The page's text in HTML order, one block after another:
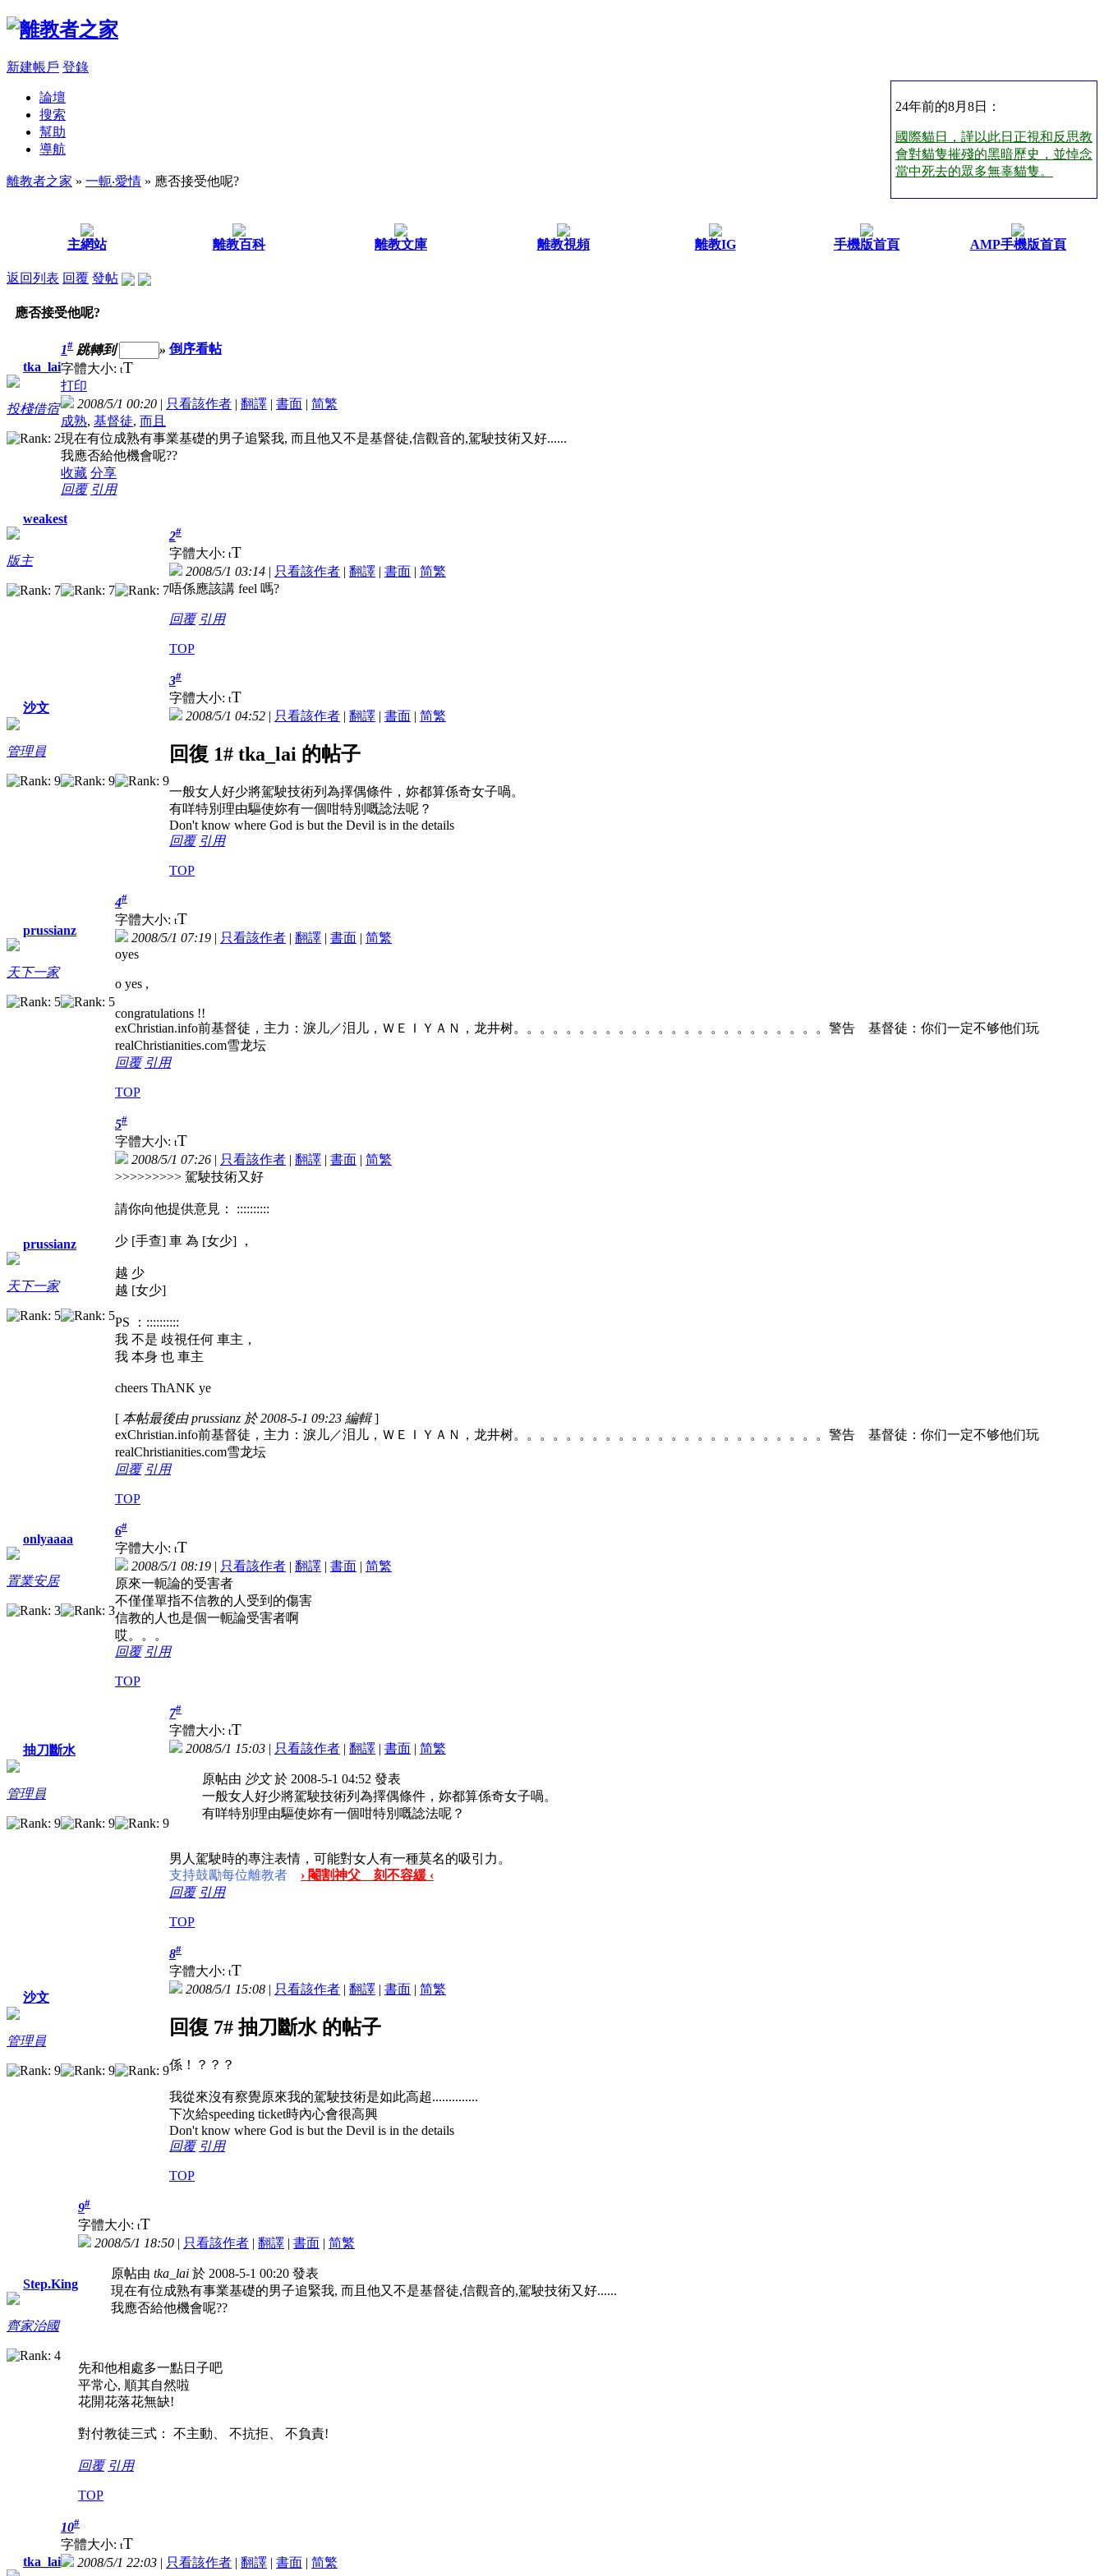
新建帳戶 登錄
24年前的8月8日：
國際貓日，謹以此日正視和反思教
會對貓隻摧殘的黑暗歷史，並悼念
當中死去的眾多無辜貓隻。
論壇
搜索
幫助
導航
離教者之家 » 一軛‧愛情 » 應否接受他呢?
主網站 離教百科 離教文庫 離教視頻 離教IG 手機版首頁 AMP手機版首頁
返回列表 回覆 發帖
應否接受他呢?
tka_lai
投棧借宿
1# 跳轉到 » 倒序看帖
字體大小: tT
打印
2008/5/1 00:20 | 只看該作者 | 翻譯 | 書面 | 简繁
成熟, 基督徒, 而且
現在有位成熟有事業基礎的男子追緊我, 而且他又不是基督徒,信觀音的,駕駛技術又好......
我應否給他機會呢??
收藏 分享
回覆 引用
weakest
版主
2#
字體大小: tT
2008/5/1 03:14 | 只看該作者 | 翻譯 | 書面 | 简繁
唔係應該講 feel 嗎?
回覆 引用
TOP
沙文
管理員
3#
字體大小: tT
2008/5/1 04:52 | 只看該作者 | 翻譯 | 書面 | 简繁
回復 1# tka_lai 的帖子
一般女人好少將駕駛技術列為擇偶條件，妳都算係奇女子喎。
有咩特別理由驅使妳有一個咁特別嘅諗法呢？
Don't know where God is but the Devil is in the details
回覆 引用
TOP
prussianz
天下一家
4#
字體大小: tT
2008/5/1 07:19 | 只看該作者 | 翻譯 | 書面 | 简繁
oyes
o yes ,
congratulations !!
exChristian.info前基督徒，主力：淚儿／泪儿，ＷＥＩＹＡＮ，龙井树。。。。。。。。。。。。。。。。。。。。。。。。警告 基督徒：你们一定不够他们玩
realChristianities.com雪龙坛
回覆 引用
TOP
prussianz
天下一家
5#
字體大小: tT
2008/5/1 07:26 | 只看該作者 | 翻譯 | 書面 | 简繁
>>>>>>>>> 駕駛技術又好
請你向他提供意見： ::::::::::
少 [手查] 車 為 [女少] ，
越 少
越 [女少]
PS ：::::::::::
我 不是 歧視任何 車主，
我 本身 也 車主
cheers ThANK ye
[ 本帖最後由 prussianz 於 2008-5-1 09:23 編輯]
exChristian.info前基督徒，主力：淚儿／泪儿，ＷＥＩＹＡＮ，龙井树。。。。。。。。。。。。。。。。。。。。。。。。警告 基督徒：你们一定不够他们玩
realChristianities.com雪龙坛
回覆 引用
TOP
onlyaaaa
置業安居
6#
字體大小: tT
2008/5/1 08:19 | 只看該作者 | 翻譯 | 書面 | 简繁
原來一軛論的受害者
不僅僅單指不信教的人受到的傷害
信教的人也是個一軛論受害者啊
哎。。。
回覆 引用
TOP
抽刀斷水
管理員
7#
字體大小: tT
2008/5/1 15:03 | 只看該作者 | 翻譯 | 書面 | 简繁
原帖由 沙文於 2008-5-1 04:52 發表
一般女人好少將駕駛技術列為擇偶條件，妳都算係奇女子喎。
有咩特別理由驅使妳有一個咁特別嘅諗法呢？
男人駕駛時的專注表情，可能對女人有一種莫名的吸引力。
支持鼓勵每位離教者
› 閹割神父 刻不容緩 ‹
回覆 引用
TOP
沙文
管理員
8#
字體大小: tT
2008/5/1 15:08 | 只看該作者 | 翻譯 | 書面 | 简繁
回復 7# 抽刀斷水 的帖子
係！？？？
我從來沒有察覺原來我的駕駛技術是如此高超..............
下次給speeding ticket時內心會很高興
Don't know where God is but the Devil is in the details
回覆 引用
TOP
Step.King
齊家治國
9#
字體大小: tT
2008/5/1 18:50 | 只看該作者 | 翻譯 | 書面 | 简繁
原帖由 tka_lai 於 2008-5-1 00:20 發表
現在有位成熟有事業基礎的男子追緊我, 而且他又不是基督徒,信觀音的,駕駛技術又好......
我應否給他機會呢??
先和他相處多一點日子吧
平常心, 順其自然啦
花開花落花無缺!
對付教徒三式： 不主動、 不抗拒、 不負責!
回覆 引用
TOP
tka_lai
10#
字體大小: tT
2008/5/1 22:03 | 只看該作者 | 翻譯 | 書面 | 简繁